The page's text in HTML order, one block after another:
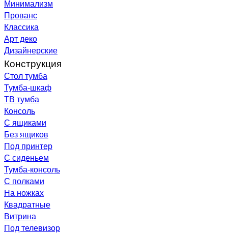
Минимализм
Прованс
Классика
Арт деко
Дизайнерские
Конструкция
Стол тумба
Тумба-шкаф
ТВ тумба
Консоль
С ящиками
Без ящиков
Под принтер
С сиденьем
Тумба-консоль
С полками
На ножках
Квадратные
Витрина
Под телевизор